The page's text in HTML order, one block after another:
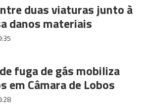
duas viaturas junto à
danos materiais
fuga de gás mobiliza
em Câmara de Lobos